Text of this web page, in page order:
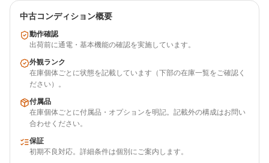
中古コンディション概要
動作確認
出荷前に通電・基本機能の確認を実施しています。
外観ランク
在庫個体ごとに状態を記載しています（下部の在庫一覧をご確認く
ださい）。
付属品
在庫個体ごとに付属品・オプションを明記。記載外の構成はお問い
合わせください。
保証
初期不良対応。詳細条件は個別にご案内します。